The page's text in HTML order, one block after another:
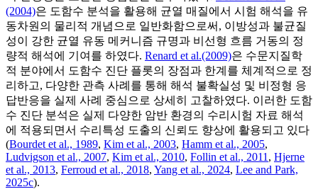
(2004)은 도함수 분석을 활용해 균열 매질에서 시험 해석을 유
동차원의 물리적 개념으로 일반화함으로써, 이방성과 불균질
성이 강한 균열 유동 메커니즘 규명과 비선형 흐름 거동의 정
량적 해석에 기여를 하였다. Renard et al.(2009)은 수문지질학
적 분야에서 도함수 진단 플롯의 장점과 한계를 체계적으로 정
리하고, 다양한 관측 사례를 통해 해석 불확실성 및 비정형 응
답반응을 실제 사례 중심으로 상세히 고찰하였다. 이러한 도함
수 진단 분석은 실제 다양한 암반 환경의 수리시험 자료 해석
에 적용되면서 수리특성 도출의 신뢰도 향상에 활용되고 있다
(Bourdet et al., 1989, Kim et al., 2003, Hamm et al., 2005,
Ludvigson et al., 2007, Kim et al., 2010, Follin et al., 2011 , Hjerne
et al., 2013, Ferroud et al., 2018, Yang et al., 2024, Lee and Park,
2025c).